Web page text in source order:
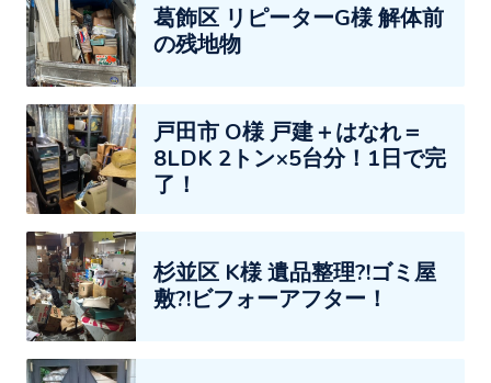
葛飾区 リピーターG様 解体前
の残地物
戸田市 O様 戸建＋はなれ＝
8LDK 2トン×5台分！1日で完
了！
杉並区 K様 遺品整理?!ゴミ屋
敷?!ビフォーアフター！